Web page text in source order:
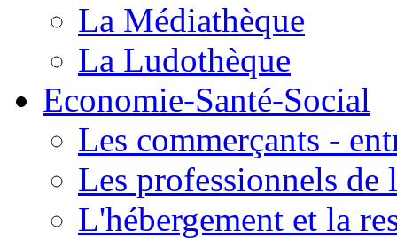
La Médiathèque
La Ludothèque
Economie-Santé-Social
Les commerçants -
Les professionnels de
L'hébergement et la